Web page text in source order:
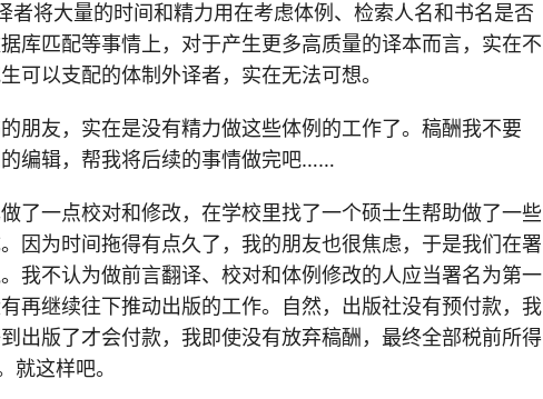
者将大量的时间和精力用在考虑体例、检索人名和书名是否
库匹配等事情上，对于产生更多高质量的译本而言，实在不
可以支配的体制外译者，实在无法可想。
朋友，实在是没有精力做这些体例的工作了。稿酬我不要
编辑，帮我将后续的事情做完吧……
了一点校对和修改，在学校里找了一个硕士生帮助做了一些
因为时间拖得有点久了，我的朋友也很焦虑，于是我们在署
我不认为做前言翻译、校对和体例修改的人应当署名为第一
再继续往下推动出版的工作。自然，出版社没有预付款，我
出版了才会付款，我即使没有放弃稿酬，最终全部税前所得
这样吧。